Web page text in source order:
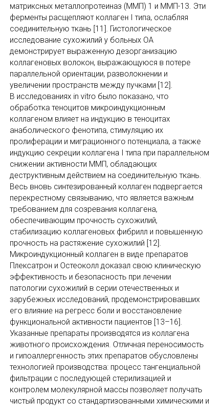
матриксных металлопротеиназ (ММП) 1 и ММП-13. Эти
ферменты расщепляют коллаген I типа, ослабляя
соединительную ткань [11]. Гистологическое
исследование сухожилий у больных ОА
демонстрирует выраженную дезорганизацию
коллагеновых волокон, выражающуюся в потере
параллельной ориентации, разволокнении и
увеличении пространств между пучками [12].
В исследованиях in vitro было показано, что
обработка теноцитов микроиндукционным
коллагеном влияет на индукцию в теноцитах
анаболического фенотипа, стимуляцию их
пролиферации и миграционного потенциала, а также
индукцию секреции коллагена I типа при параллельном
снижении активности ММП, обладающих
деструктивным действием на соединительную ткань.
Весь вновь синтезированный коллаген подвергается
перекрестному связыванию, что является важным
требованием для созревания коллагена,
обеспечивающим прочность сухожилий,
стабилизацию коллагеновых фибрилл и повышенную
прочность на растяжение сухожилий [12].
Микроиндукционный коллаген в виде препаратов
Плексатрон и Остеоколл доказал свою клиническую
эффективность и безопасность при лечении
патологии сухожилий в серии отечественных и
зарубежных исследований, продемонстрировавших
его влияние на регресс боли и восстановление
функциональной активности пациентов [13–16].
Указанные препараты производятся из коллагена
животного происхождения. Отличная переносимость
и гипоаллергенность этих препаратов обусловлены
технологией производства: процесс тангенциальной
фильтрации с последующей стерилизацией и
контролем молекулярной массы позволяет получать
чистый продукт со стандартизованными химическими и